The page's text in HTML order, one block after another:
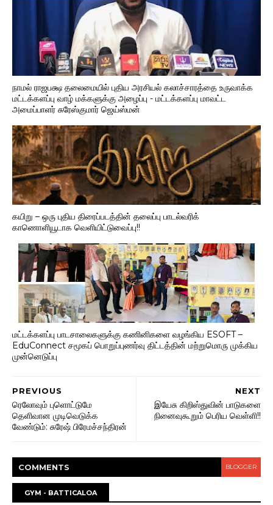
நாமல் ராஜபக்ஷ தலைமையில் புதிய அரசியல் கலாச்சாரத்தை உருவாக்க
மட்டக்களப்பு வாழ் மக்களுக்கு அழைப்பு - மட்டக்களப்பு மாவட்ட
அமைப்பாளர் சுரேஸ்குமார் ஜெய்ஸ்மன்
கயிறு – ஒரு புதிய திரைப்படத்தின் தலைப்பு பாடல்வரிக்
காணொளியூடாக வெளியிட்டுவைப்பு!!
மட்டக்களப்பு பாடசாலைகளுக்கு கணினிகளை வழங்கிய ESOFT –
EduConnect சமூகப் பொறுப்புணர்வு திட்டத்தின் மற்றுமொரு முக்கிய
முன்னெடுப்பு
NEXT
இயேசு கிறிஸ்துவின் பாடுகளை
நினைவுகூறும் பெரிய வெள்ளி!!
PREVIOUS
ரெலோவும் புளொட்டுமே
தெளிவான முடிவெடுக்க
வேண்டும்: சுரேஷ் பிரேமச்சந்திரன்
COMMENTS BLOGGER
GYM - BATTICALOA